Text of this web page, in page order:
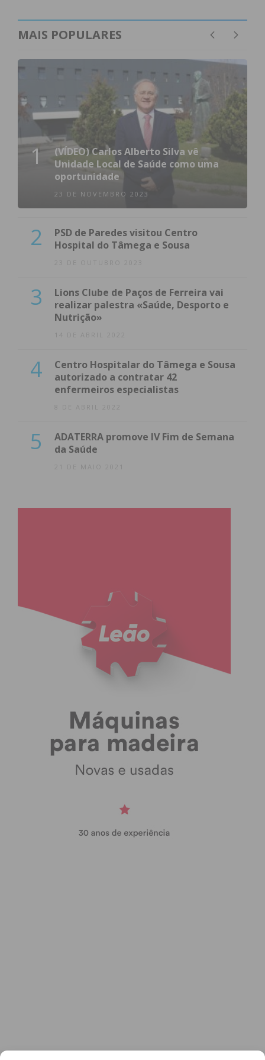
Imediato
obtenha de forma regular a informação
atualizada.
Eu li e concordo com ostermos e
condições
MAIS POPULARES
1
(VÍDEO) Carlos Alberto Silva vê
Unidade Local de Saúde como uma
oportunidade
23 DE NOVEMBRO 2023
2
PSD de Paredes visitou Centro
Hospital do Tâmega e Sousa
23 DE OUTUBRO 2023
3
Lions Clube de Paços de Ferreira vai
realizar palestra «Saúde, Desporto e
Nutrição»
14 DE ABRIL 2022
4
Centro Hospitalar do Tâmega e Sousa
autorizado a contratar 42
enfermeiros especialistas
8 DE ABRIL 2022
5
ADATERRA promove IV Fim de Semana
da Saúde
21 DE MAIO 2021